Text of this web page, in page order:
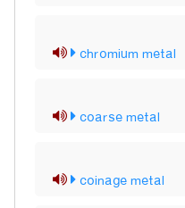
chromium metal
coarse metal
coinage metal